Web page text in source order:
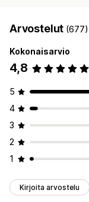
Arvostelut (677)
Kokonaisarvio
4,8
5
4
3
2
1
Kirjoita arvostelu